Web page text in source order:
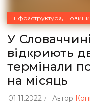
Інфраструктура, Новини
У
відкриють
термінали
на місяць
01.11.2022 Автор